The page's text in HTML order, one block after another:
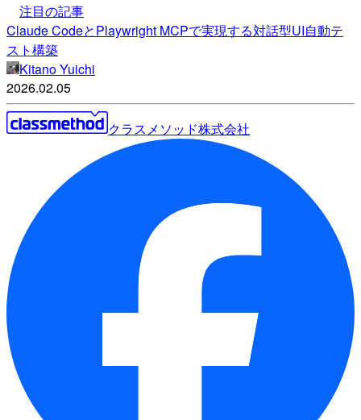
注目の記事
Claude CodeとPlaywright MCPで実現する対話型UI自動テ
スト構築
Kitano Yuichi
2026.02.05
クラスメソッド株式会社